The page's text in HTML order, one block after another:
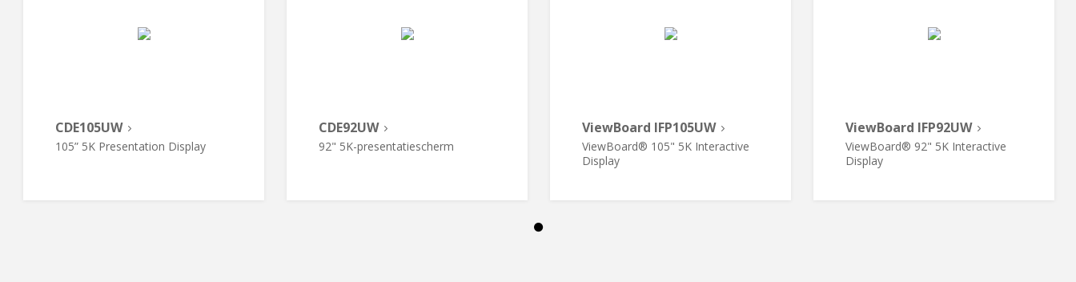
CDE105UW
105” 5K Presentation Display
CDE92UW
92" 5K-presentatiescherm
ViewBoard IFP105UW
ViewBoard® 105" 5K Interactive
Display
ViewBoard IFP92UW
ViewBoard® 92" 5K Interactive
Display